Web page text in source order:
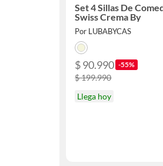
Set 4 Sillas De
Swiss Crema By
Por LUBABYCAS
$ 90.990 -55%
$ 199.990
Llega hoy